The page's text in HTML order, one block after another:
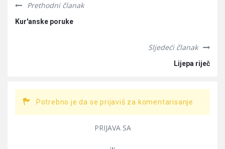
Prethodni članak
Kur'anske poruke
Sljedeći članak
Lijepa riječ
Potrebno je da se prijaviš za komentarisanje.
PRIJAVA SA